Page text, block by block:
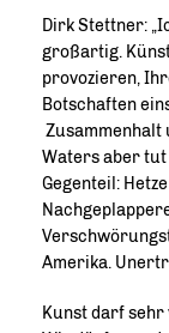
Dirk Stettner:
großartig.
provozieren,
Botschaften
Zusammenhalt
Waters aber
Gegenteil:
Amerika.
Kunst darf